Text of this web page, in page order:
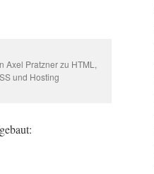
Axel Pratzner zu HTML,
und Hosting